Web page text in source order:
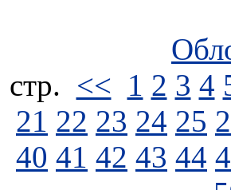
стp. << 1 2 3 4
21 22 23 24 25
40 41 42 43 44